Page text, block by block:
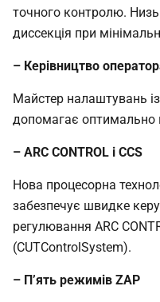
точного контролю.
диссекція при
– Керівництво
Майстер налаштувань
допомагає оптимально
– ARC CONTROL і CCS
Нова процесорна
забезпечує швидке
регулювання ARC
(CUTControlSystem).
– П’ять режимів ZAP